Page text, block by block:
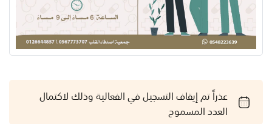
عذراً تم إيقاف التسجيل في الفعالية وذلك لاكتمال
العدد المسموح